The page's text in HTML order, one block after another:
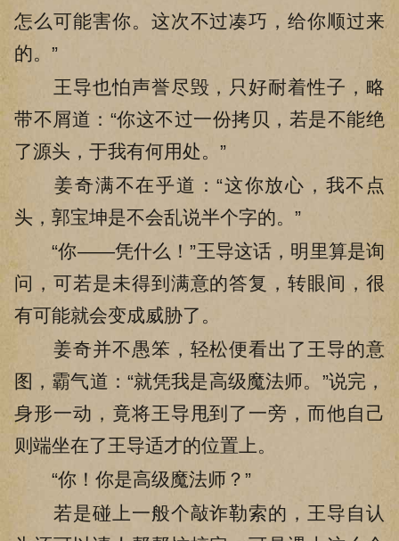
怎么可能害你。这次不过凑巧，给你顺过来
的。”
王导也怕声誉尽毁，只好耐着性子，略
带不屑道：“你这不过一份拷贝，若是不能绝
了源头，于我有何用处。”
姜奇满不在乎道：“这你放心，我不点
头，郭宝坤是不会乱说半个字的。”
“你——凭什么！”王导这话，明里算是询
问，可若是未得到满意的答复，转眼间，很
有可能就会变成威胁了。
姜奇并不愚笨，轻松便看出了王导的意
图，霸气道：“就凭我是高级魔法师。”说完，
身形一动，竟将王导甩到了一旁，而他自己
则端坐在了王导适才的位置上。
“你！你是高级魔法师？”
若是碰上一般个敲诈勒索的，王导自认